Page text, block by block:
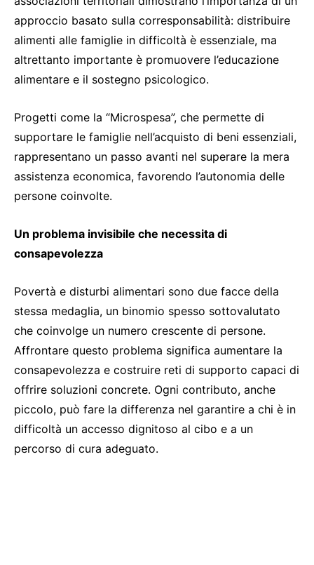
approccio basato sulla corresponsabilità: distribuire
alimenti alle famiglie in difficoltà è essenziale, ma
altrettanto importante è promuovere l’educazione
alimentare e il sostegno psicologico.
Progetti come la “Microspesa”, che permette di
supportare le famiglie nell’acquisto di beni essenziali,
rappresentano un passo avanti nel superare la mera
assistenza economica, favorendo l’autonomia delle
persone coinvolte.
Un problema invisibile che necessita di
consapevolezza
Povertà e disturbi alimentari sono due facce della
stessa medaglia, un binomio spesso sottovalutato
che coinvolge un numero crescente di persone.
Affrontare questo problema significa aumentare la
consapevolezza e costruire reti di supporto capaci di
offrire soluzioni concrete. Ogni contributo, anche
piccolo, può fare la differenza nel garantire a chi è in
difficoltà un accesso dignitoso al cibo e a un
percorso di cura adeguato.